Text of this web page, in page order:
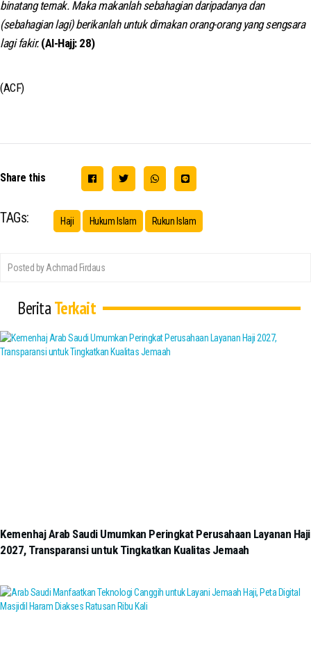
binatang ternak. Maka makanlah sebahagian daripadanya dan
(sebahagian lagi) berikanlah untuk dimakan orang-orang yang sengsara
lagi fakir. (Al-Hajj: 28)
(ACF)
Share this
TAGs: Haji Hukum Islam Rukun Islam
Posted by Achmad Firdaus
BeritaTerkait
Kemenhaj Arab Saudi Umumkan Peringkat Perusahaan Layanan Haji
2027, Transparansi untuk Tingkatkan Kualitas Jemaah